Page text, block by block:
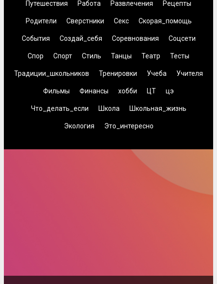
Путешествия Работа Развлечения Рецепты
Родители Сверстники Секс Скорая_помощь
События Создай_себя Соревнования Соцсети
Спор Спорт Стиль Танцы Театр Тесты
Традиции_школьников Тренировки Учеба Учителя
Фильмы Финансы хобби ЦТ цэ
Что_делать_если Школа Школьная_жизнь
Экология Это_интересно